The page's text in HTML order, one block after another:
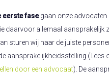
eerste fasegaan onze advocaten
daarvoor allemaal aansprakelijk
sturen wij naar de juiste
aansprakelijkheidsstelling (Lees
door een advocaat). De